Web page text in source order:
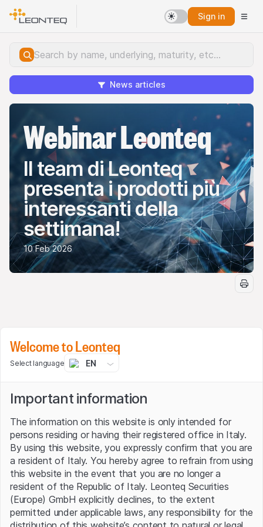
Sign in
News articles
Webinar Leonteq
Il team di Leonteq
presenta i prodotti più
interessanti della
settimana!
10 Feb 2026
Studia, approfondisci e impara il funzionamento dei
certificati di investimento
interessanti dell'ultima Newsletter e presenteremo i
Temi trattati in questo webinar:
Selezione di Certificati Autocallable:
CH1505561105,CH1491787573, CH1505580147 ,
CH1476725408 eCH1476716910
Selezione di Certificati su Metalli Preziosi:
CH1484582098 ,CH1476725358,CH1505569454
eCH1491765918.
Welcome to Leonteq
Select language EN
Important information
The information on this website is only intended for
persons residing or having their registered office in Italy.
By using this website, you expressly confirm that you are
a resident of Italy. You hereby agree to refrain from using
this website in the event that you are no longer a
resident of the Republic of Italy. Leonteq Securities
(Europe) GmbH explicitly declines, to the extent
permitted under applicable laws, any responsibility for the